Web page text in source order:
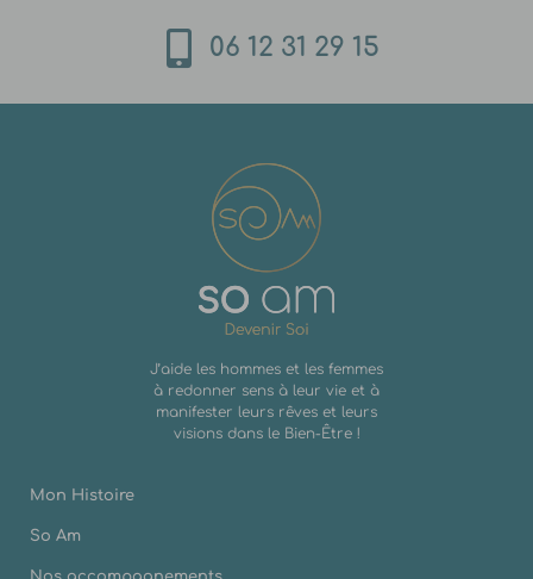
06 12 31 29 15
J’aide les hommes et les femmes
à redonner sens à leur vie et à
manifester leurs rêves et leurs
visions dans le Bien-Être !
Mon Histoire
So Am